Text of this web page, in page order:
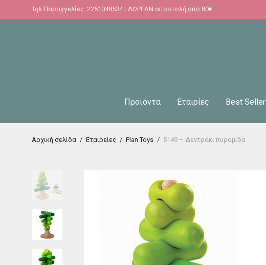
Τηλ.Παραγγελίες: 2251048534 | ΔΩΡΕΑΝ αποστολή από 80€
Προϊόντα Εταιρίες Best Seller
Αρχική σελίδα / Εταιρείες / Plan Toys / 5149 – Δεντράκι πυραμίδα